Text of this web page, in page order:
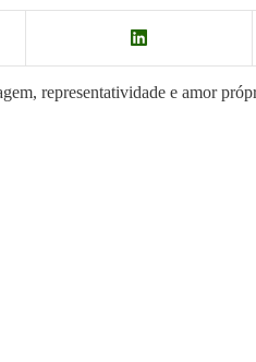
representatividade e amor